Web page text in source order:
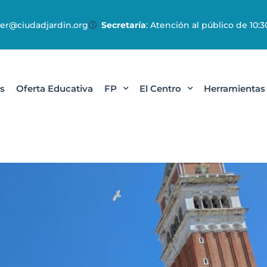
Secretaría: Atención al público de
Oferta Educativa FP El Centro Herramientas